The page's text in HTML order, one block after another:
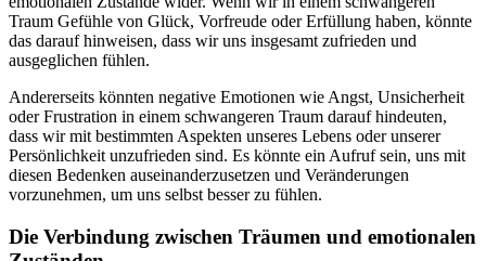
Traum Gefühle von Glück, Vorfreude oder Erfüllung haben, könnte
das darauf hinweisen, dass wir uns insgesamt zufrieden und
ausgeglichen fühlen.
Andererseits könnten negative Emotionen wie Angst, Unsicherheit
oder Frustration in einem schwangeren Traum darauf hindeuten,
dass wir mit bestimmten Aspekten unseres Lebens oder unserer
Persönlichkeit unzufrieden sind. Es könnte ein Aufruf sein, uns mit
diesen Bedenken auseinanderzusetzen und Veränderungen
vorzunehmen, um uns selbst besser zu fühlen.
Die Verbindung zwischen Träumen und emotionalen